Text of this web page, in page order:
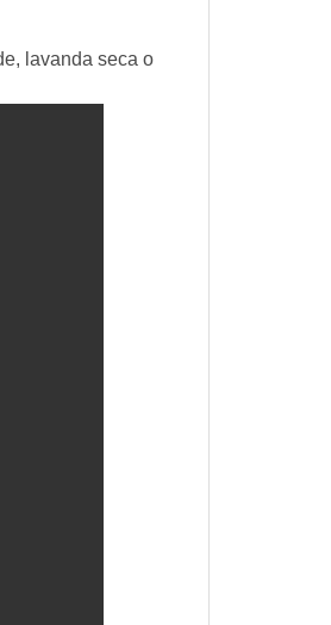
lavanda seca o